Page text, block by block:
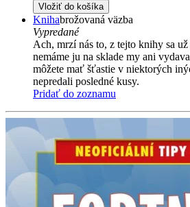
Vložiť do košíka
Knihabrožovaná väzba
Vypredané
Ach, mrzí nás to, z tejto knihy sa
nemáme ju na sklade my ani
môžete mať šťastie v niektorých
nepredali posledné kusy.
Pridať do zoznamu